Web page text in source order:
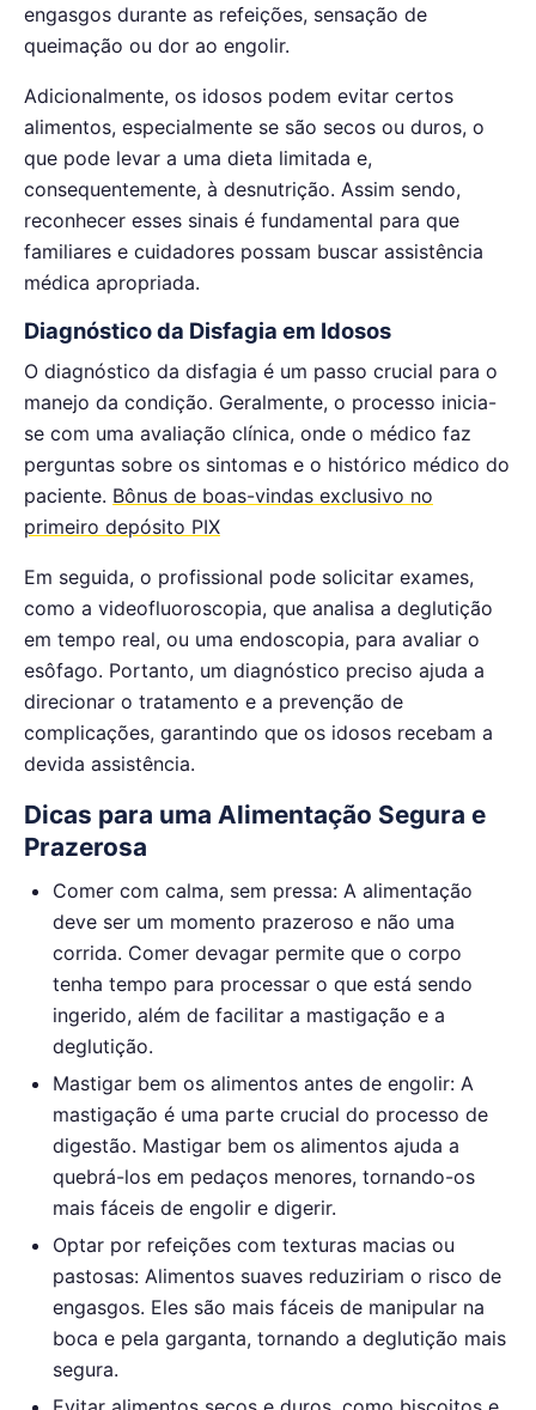
engasgos durante as refeições, sensação de
queimação ou dor ao engolir.
Adicionalmente, os idosos podem evitar certos
alimentos, especialmente se são secos ou duros, o
que pode levar a uma dieta limitada e,
consequentemente, à desnutrição. Assim sendo,
reconhecer esses sinais é fundamental para que
familiares e cuidadores possam buscar assistência
médica apropriada.
Diagnóstico da Disfagia em Idosos
O diagnóstico da disfagia é um passo crucial para o
manejo da condição. Geralmente, o processo inicia-
se com uma avaliação clínica, onde o médico faz
perguntas sobre os sintomas e o histórico médico do
paciente. Bônus de boas-vindas exclusivo no
primeiro depósito PIX
Em seguida, o profissional pode solicitar exames,
como a videofluoroscopia, que analisa a deglutição
em tempo real, ou uma endoscopia, para avaliar o
esôfago. Portanto, um diagnóstico preciso ajuda a
direcionar o tratamento e a prevenção de
complicações, garantindo que os idosos recebam a
devida assistência.
Dicas para uma Alimentação Segura e
Prazerosa
Comer com calma, sem pressa: A alimentação
deve ser um momento prazeroso e não uma
corrida. Comer devagar permite que o corpo
tenha tempo para processar o que está sendo
ingerido, além de facilitar a mastigação e a
deglutição.
Mastigar bem os alimentos antes de engolir: A
mastigação é uma parte crucial do processo de
digestão. Mastigar bem os alimentos ajuda a
quebrá-los em pedaços menores, tornando-os
mais fáceis de engolir e digerir.
Optar por refeições com texturas macias ou
pastosas: Alimentos suaves reduziriam o risco de
engasgos. Eles são mais fáceis de manipular na
boca e pela garganta, tornando a deglutição mais
segura.